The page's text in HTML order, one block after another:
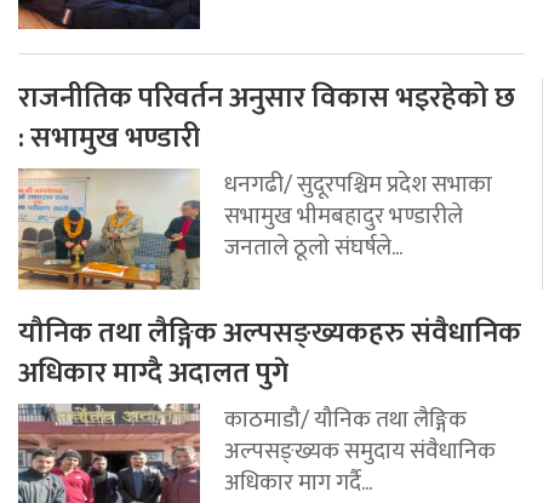
राजनीतिक परिवर्तन अनुसार विकास भइरहेको छ
: सभामुख भण्डारी
धनगढी/ सुदूरपश्चिम प्रदेश सभाका
सभामुख भीमबहादुर भण्डारीले
जनताले ठूलो संघर्षले...
यौनिक तथा लैङ्गिक अल्पसङ्ख्यकहरु संवैधानिक
अधिकार माग्दै अदालत पुगे
काठमाडौ/ यौनिक तथा लैङ्गिक
अल्पसङ्ख्यक समुदाय संवैधानिक
अधिकार माग गर्दै...